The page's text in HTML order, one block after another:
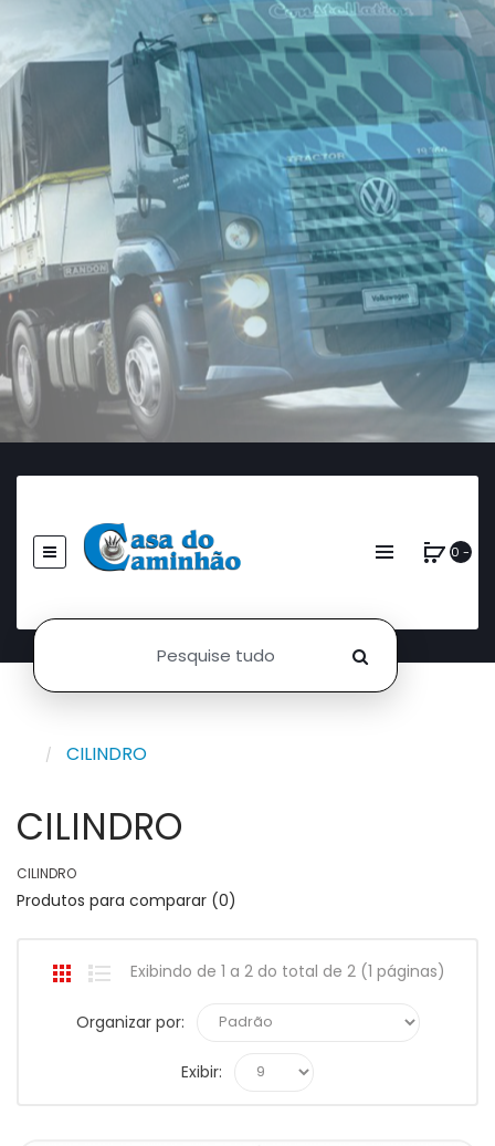
0 -
CILINDRO
CILINDRO
CILINDRO
Produtos para comparar (0)
Exibindo de 1 a 2 do total de 2 (1 páginas)
Organizar por:
Exibir: